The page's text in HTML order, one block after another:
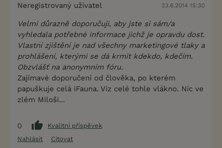
Neregistrovaný uživatel 23.6.2014 15:30
Velmi důrazně doporučuji, aby jste si sám/a
vyhledala potřebné informace jichž je opravdu dost.
Vlastní zjištění je nad všechny marketingové tlaky a
prohlášení, kterými se dá krmit kdekdo, kdečím.
Obzvlášť na anonymním fóru.
Zajímavé doporučení od člověka, po kterém
papuškuje celá iFauna. Viz celé tohle vlákno. Nic ve
zlém Miloši...
0
Kvalitní příspěvek
Nahlásit
Citovat